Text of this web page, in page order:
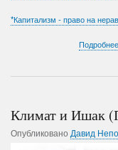
*Капитализм - право на
Подробнее
Климат и Ишак
Опубликовано Давид